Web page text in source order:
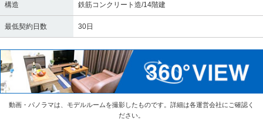
構造 鉄筋コンクリート造/14階建
最低契約日数 30日
動画・パノラマは、モデルルームを撮影したものです。詳細は各運営会社にご確認く
ださい。